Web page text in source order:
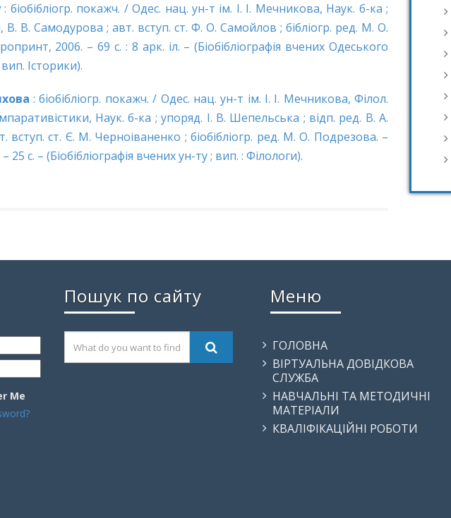
: біобібліогр. покажч. / Одес. нац. ун-т ім. І. І. Мечникова, Наук. б-ка ;
В. Самодурова ; авт. вступ. ст. Ф. О. Самойлов ; бібліогр. ред. М. О.
2006. – 69 с. : 8 арк. іл. – (Біобібліографія вчених Одеського
Історики).
: біобібліогр. покажч. / Одес. нац. ун-т ім. І. І. Мечникова, Філол.
Наук. б-ка ; упоряд. І. В. Шепельська ; відп. ред. В. А.
вступ. ст. Є. М. Черноіваненко ; біобібліогр. ред. М. О. Подрезова. –
с. – (Біобібліографія вчених ун-ту ; вип. : Філологи).
Me
Пошук по сайту Меню
ГОЛОВНА
ВІРТУАЛЬНА ДОВІДКОВА
СЛУЖБА
НАВЧАЛЬНІ ТА МЕТОДИЧНІ
МАТЕРІАЛИ
КВАЛІФІКАЦІЙНІ РОБОТИ